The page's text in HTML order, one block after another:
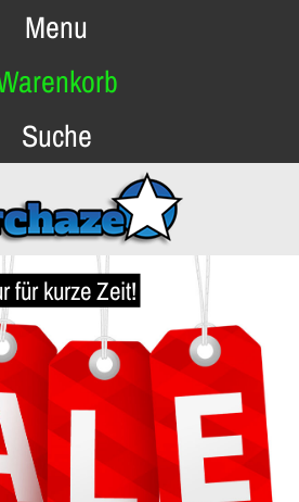
Menu
Suche
für kurze Zeit!